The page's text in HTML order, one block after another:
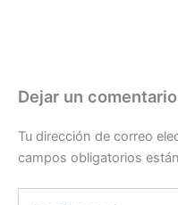
Dejar un comentario
Tu dirección de correo
campos obligatorios